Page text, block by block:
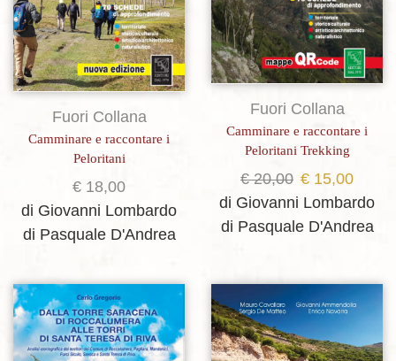
Fuori Collana
Camminare e raccontare i
Peloritani
€ 18,00
di Giovanni Lombardo
di Pasquale D'Andrea
Fuori Collana
Camminare e raccontare i
Peloritani Trekking
€20,00 Il
prezzo
originale
€ 15,00Il
di Giovanni Lombardo
di Pasquale D'Andrea
Aggiungi alla lista dei desideri Aggiungi alla lista dei desideri